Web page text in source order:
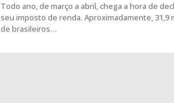
Todo ano, de março a abril, chega a hora de
seu imposto de renda. Aproximadamente, 31,9
de brasileiros…